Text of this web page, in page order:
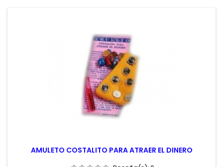
AMULETO COSTALITO PARA ATRAER EL DINERO